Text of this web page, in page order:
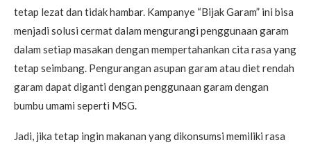
tetap lezat dan tidak hambar. Kampanye “Bijak Garam” ini bisa
menjadi solusi cermat dalam mengurangi penggunaan garam
dalam setiap masakan dengan mempertahankan cita rasa yang
tetap seimbang. Pengurangan asupan garam atau diet rendah
garam dapat diganti dengan penggunaan garam dengan
bumbu umami seperti MSG.
Jadi, jika tetap ingin makanan yang dikonsumsi memiliki rasa